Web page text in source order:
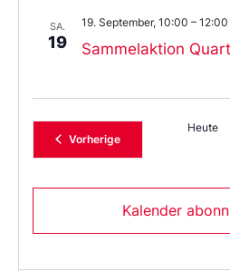
SA.
19 Sammelaktion
19. September, 10:00 – 12:00
VorherigeVeranstaltungen
Heute
Kalender